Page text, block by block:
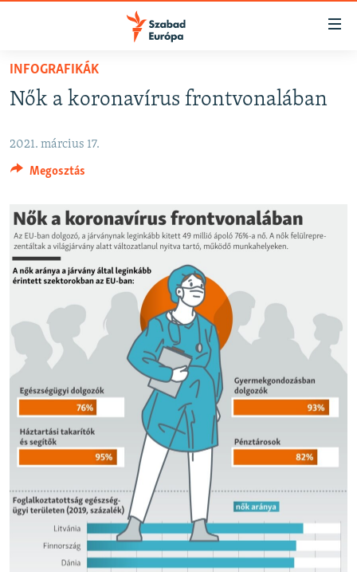
Akadálymentes
Ugrás
fő
Ugrás
tartalomjegyzékre
keresésre
NAPIRENDEN
PODCASTOK
VIDEÓK
NER15
SZABADON
TÁRSADALOM
DEMOKRÁCIA
A PÉNZ NYOMÁBAN
EURÓPAI UNIÓ
VILÁG
KLÍMAVÁLTOZÁS
A MÚLT TANULSÁGAI
KÖVESSEN MINKET!
INFOGRAFIKÁK
Nők a koronavírus frontvonalában
2021. március 17.
Megosztás